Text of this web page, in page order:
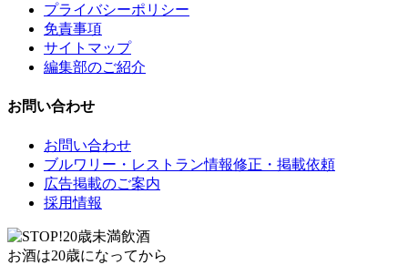
プライバシーポリシー
免責事項
サイトマップ
編集部のご紹介
お問い合わせ
お問い合わせ
ブルワリー・レストラン情報修正・掲載依頼
広告掲載のご案内
採用情報
お酒は20歳になってから